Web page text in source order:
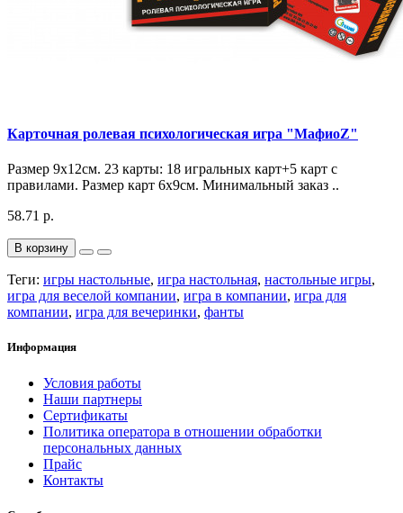
Карточная ролевая психологическая игра "МафиоZ"
Размер 9х12см. 23 карты: 18 игральных карт+5 карт с
правилами. Размер карт 6х9см. Минимальный заказ ..
58.71 р.
В корзину
Теги: игры настольные, игра настольная, настольные игры,
игра для веселой компании, игра в компании, игра для
компании, игра для вечеринки, фанты
Информация
Условия работы
Наши партнеры
Сертификаты
Политика оператора в отношении обработки
персональных данных
Прайс
Контакты